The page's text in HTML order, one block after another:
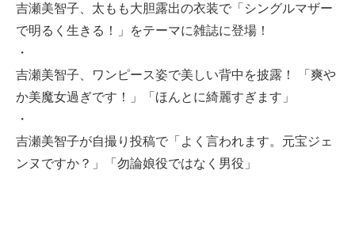
吉瀬美智子、太もも大胆露出の衣装で「シングルマザー
で明るく生きる！」をテーマに雑誌に登場！
・
吉瀬美智子、ワンピース姿で美しい背中を披露！ 「爽や
か美魔女過ぎです！」「ほんとに綺麗すぎます」
・
吉瀬美智子が自撮り投稿で「よく言われます。元宝ジェ
ンヌですか？」「勿論娘役ではなく男役」